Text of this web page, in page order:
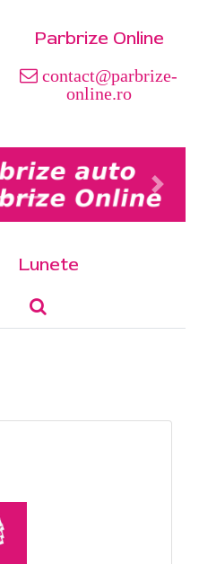
Parbrize Online
contact@parbrize-
online.ro
Lunete